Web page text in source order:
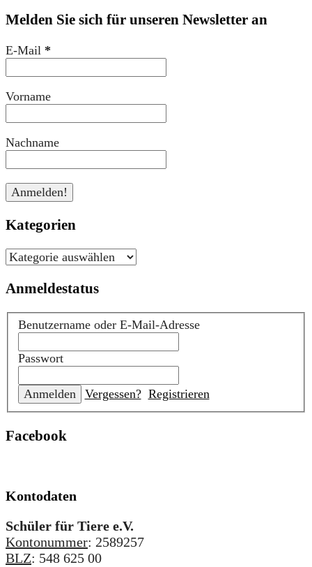
Melden Sie sich für unseren Newsletter an
E-Mail *
Vorname
Nachname
Kategorien
Kategorien
Anmeldestatus
Benutzername oder E-Mail-Adresse
Passwort
Vergessen? Registrieren
Facebook
Kontodaten
Schüler für Tiere e.V.
Kontonummer: 2589257
BLZ: 548 625 00